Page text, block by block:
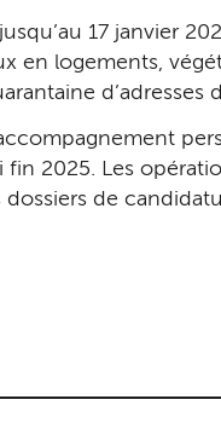
17 janvier
en logements,
2025. Les
de